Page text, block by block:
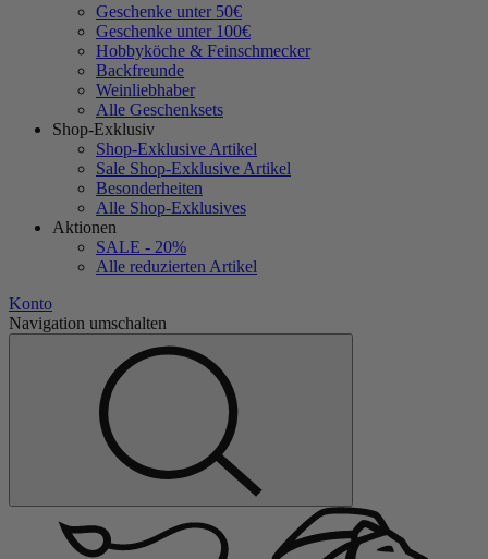
Geschenke unter 50€
Geschenke unter 100€
Hobbyköche & Feinschmecker
Backfreunde
Weinliebhaber
Alle Geschenksets
Shop-Exklusiv
Shop-Exklusive Artikel
Sale Shop-Exklusive Artikel
Besonderheiten
Alle Shop-Exklusives
Aktionen
SALE - 20%
Alle reduzierten Artikel
Konto
Navigation umschalten